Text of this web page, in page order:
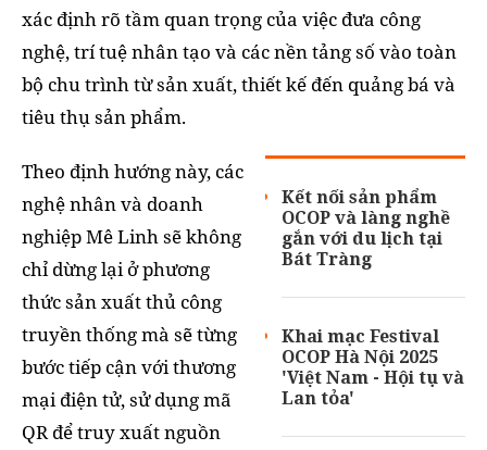
xác định rõ tầm quan trọng của việc đưa công
nghệ, trí tuệ nhân tạo và các nền tảng số vào toàn
bộ chu trình từ sản xuất, thiết kế đến quảng bá và
tiêu thụ sản phẩm.
Kết nối sản phẩm
OCOP và làng nghề
gắn với du lịch tại
Bát Tràng
Khai mạc Festival
OCOP Hà Nội 2025
'Việt Nam - Hội tụ và
Lan tỏa'
Theo định hướng này, các
nghệ nhân và doanh
nghiệp Mê Linh sẽ không
chỉ dừng lại ở phương
thức sản xuất thủ công
truyền thống mà sẽ từng
bước tiếp cận với thương
mại điện tử, sử dụng mã
QR để truy xuất nguồn